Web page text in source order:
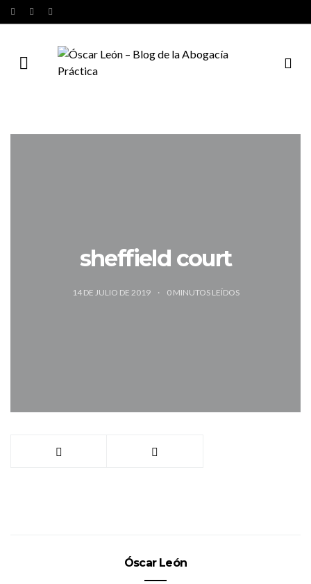
sheffield court
14 DE JULIO DE 2019 0 MINUTOS LEÍDOS
Óscar León